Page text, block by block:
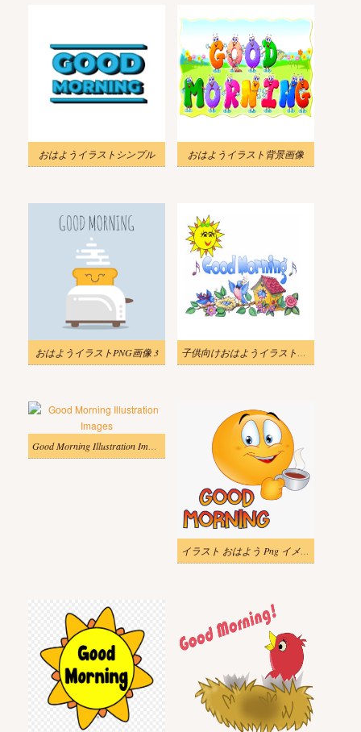
おはようイラストシンプル おはようイラスト背景画像
おはようイラストPNG画像 3 子供向けおはようイラスト背景
Good Morning Illustration Images
イラスト おはよう Png イメージ